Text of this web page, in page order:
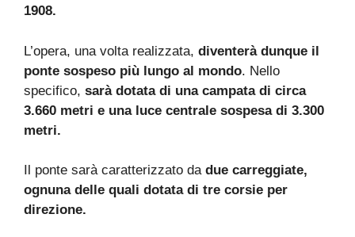
1908.
L’opera, una volta realizzata, diventerà dunque il
ponte sospeso più lungo al mondo. Nello
specifico, sarà dotata di una campata di circa
3.660 metri e una luce centrale sospesa di 3.300
metri.
Il ponte sarà caratterizzato dadue carreggiate,
ognuna delle quali dotata di tre corsie per
direzione.